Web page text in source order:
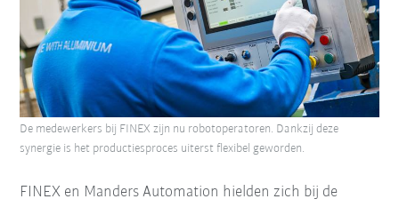
FINEX en Manders Automation hielden zich bij de
De medewerkers bij FINEX zijn nu robotoperatoren. Dankzij deze
synergie is het productiesproces uiterst flexibel geworden.